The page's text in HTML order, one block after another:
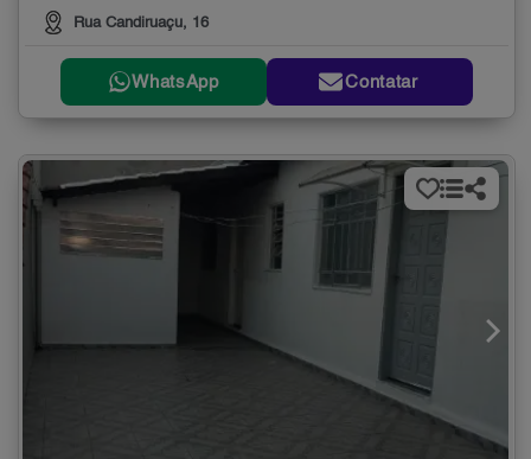
Rua Candiruaçu, 16
WhatsApp Contatar